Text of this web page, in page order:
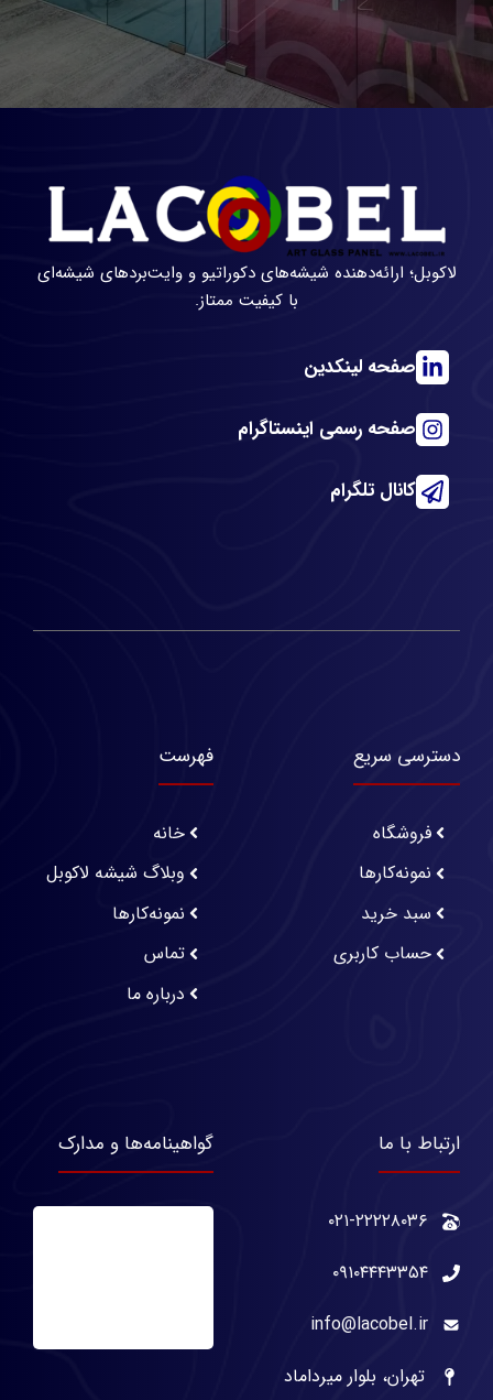
لاکوبل؛ ارائه‌دهنده شیشه‌های دکوراتیو و وایت‌بردهای شیشه‌ای
با کیفیت ممتاز.
صفحه لینکدین
صفحه رسمی اینستاگرام
کانال تلگرام
دسترسی سریع
فروشگاه
نمونه‌کارها
سبد خرید
حساب کاربری
فهرست
خانه
وبلاگ شیشه لاکوبل
نمونه‌کارها
تماس
درباره ما
ارتباط با ما
۰۲۱-۲۲۲۲۸۰۳۶
۰۹۱۰۴۴۴۳۳۵۴
info@lacobel.ir
تهران، بلوار میرداماد
گواهینامه‌ها و مدارک